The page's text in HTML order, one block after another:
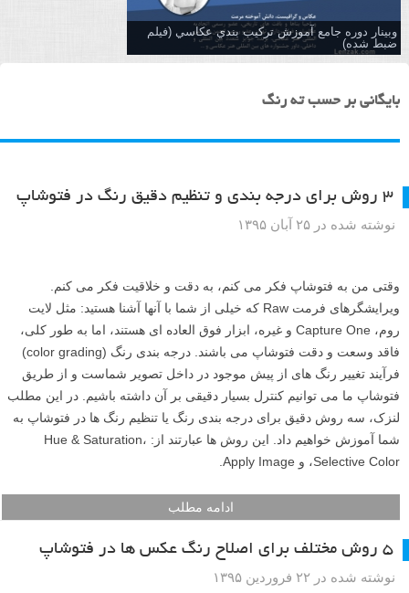
وبینار دوره جامع آموزش تركيب بندي عكاسي (فیلم
ضبط شده)
بایگانی بر حسب ته رنگ
۳ روش برای درجه بندی و تنظیم دقیق رنگ در فتوشاپ
نوشته شده در ۲۵ آبان ۱۳۹۵
وقتی من به فتوشاپ فکر می کنم، به دقت و خلاقیت فکر می کنم.
ویرایشگرهای فرمت Raw که خیلی از شما با آنها آشنا هستید: مثل لایت
روم، Capture One و غیره، ابزار فوق العاده ای هستند، اما به طور کلی،
فاقد وسعت و دقت فتوشاپ می باشند. درجه بندی رنگ (color grading)
فرآیند تغییر رنگ های از پیش موجود در داخل تصویر شماست و از طریق
فتوشاپ ما می توانیم کنترل بسیار دقیقی بر آن داشته باشیم. در این مطلب
لنزک، سه روش دقیق برای درجه بندی رنگ یا تنظیم رنگ ها در فتوشاپ به
شما آموزش خواهیم داد. این روش ها عبارتند از: Hue & Saturation،
Selective Color، و Apply Image.
ادامه مطلب
۵ روش مختلف برای اصلاح رنگ عکس ها در فتوشاپ
نوشته شده در ۲۲ فروردین ۱۳۹۵